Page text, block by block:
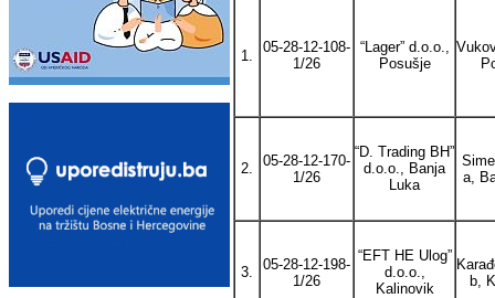
1.
05-28-12-108-
1/26
“Lager” d.o.o.,
Posušje
2.
05-28-12-170-
1/26
“D. Trading BH”
d.o.o., Banja
Luka
a,
3.
05-28-12-198-
1/26
“EFT HE Ulog”
d.o.o.,
Kalinovik
b,